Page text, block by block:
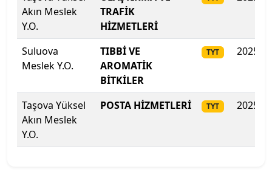
Recep Tayyip Erdoğan Üniversitesi
Sabancı Üniversitesi
Sağlık Bilimleri Üniversitesi
Sağlık Bilimleri Üniversitesi
Sağlık Bilimleri Üniversitesi
Akın Meslek
Y.O.
TRAFİK
HİZMETLERİ
Suluova
Meslek Y.O.
TIBBİ VE
AROMATİK
BİTKİLER
TYT 2025
Taşova Yüksel
Akın Meslek
Y.O.
POSTA HİZMETLERİ TYT 2025